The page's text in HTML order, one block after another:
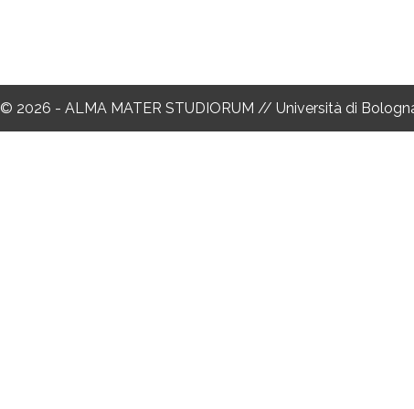
© 2026 - ALMA MATER STUDIORUM // Università di